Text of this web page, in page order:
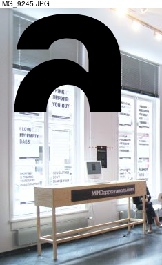
IMG_9245.JPG